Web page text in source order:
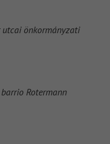
utcai önkormányzati
Rotermann